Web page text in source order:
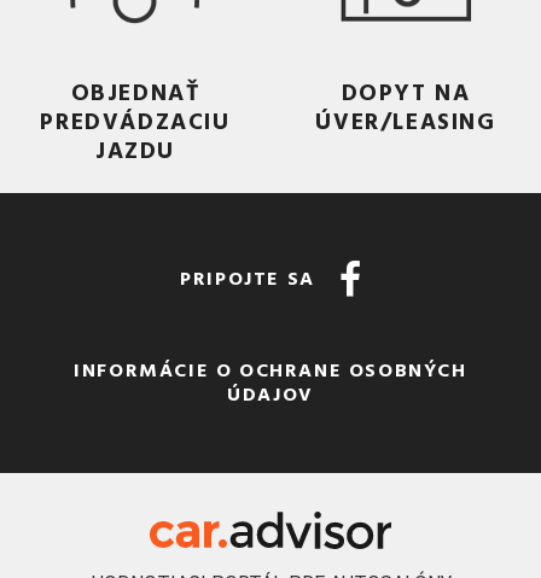
OBJEDNAŤ
PREDVÁDZACIU
JAZDU
DOPYT NA
ÚVER/LEASING
PRIPOJTE SA
INFORMÁCIE O OCHRANE OSOBNÝCH
ÚDAJOV